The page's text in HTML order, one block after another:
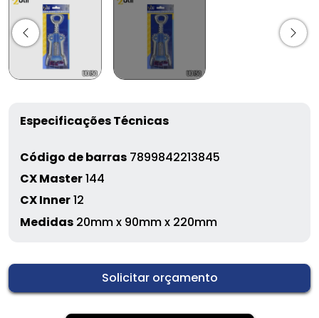
Especificações Técnicas
Código de barras 7899842213845
CX Master144
CX Inner12
Medidas 20mm x 90mm x 220mm
Solicitar orçamento